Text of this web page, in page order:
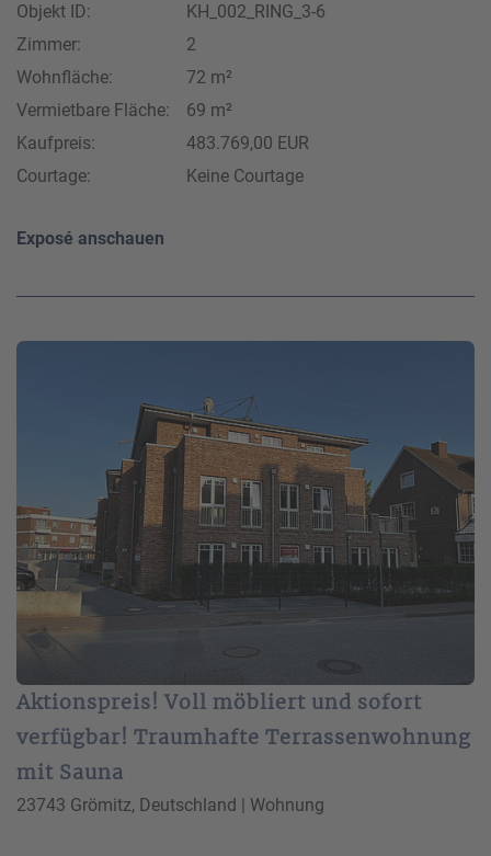
Objekt ID:
KH_002_RING_3-6
Zimmer:
2
Wohnfläche:
72 m²
Vermietbare Fläche:
69 m²
Kaufpreis:
483.769,00 EUR
Courtage:
Keine Courtage
Exposé anschauen
Aktionspreis! Voll möbliert und sofort
verfügbar! Traumhafte Terrassenwohnung
mit Sauna
23743 Grömitz, Deutschland | Wohnung